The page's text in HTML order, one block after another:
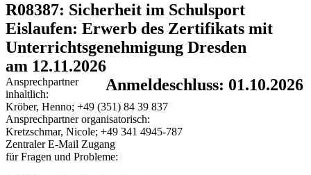
R08387: Sicherheit im Schulsport
Eislaufen: Erwerb des Zertifikats mit
Unterrichtsgenehmigung Dresden
am 12.11.2026
Anmeldeschluss: 01.10.2026
Ansprechpartner
inhaltlich:
Kröber, Henno; +49 (351) 84 39 837
Ansprechpartner organisatorisch:
Kretzschmar, Nicole; +49 341 4945-787
Zentraler E-Mail Zugang
für Fragen und Probleme: